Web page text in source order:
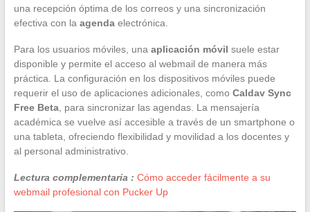
una recepción óptima de los correos y una sincronización
efectiva con la agendaelectrónica.
Para los usuarios móviles, una aplicación móvil suele estar
disponible y permite el acceso al webmail de manera más
práctica. La configuración en los dispositivos móviles puede
requerir el uso de aplicaciones adicionales, como Caldav Sync
Free Beta, para sincronizar las agendas. La mensajería
académica se vuelve así accesible a través de un smartphone o
una tableta, ofreciendo flexibilidad y movilidad a los docentes y
al personal administrativo.
Lectura complementaria : Cómo acceder fácilmente a su
webmail profesional con Pucker Up